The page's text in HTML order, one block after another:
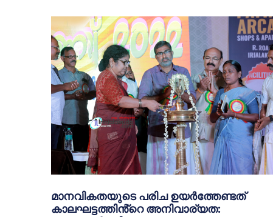
മാനവികതയുടെ പരിച ഉയർത്തേണ്ടത്
കാലഘട്ടത്തിൻ്റെ അനിവാര്യത: